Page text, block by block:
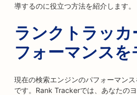
導するのに役立つ方法を紹介します。
ランクトラッカ
フォーマンスを
現在の検索エンジンのパフォーマン
です。Rank Trackerでは、あなたの